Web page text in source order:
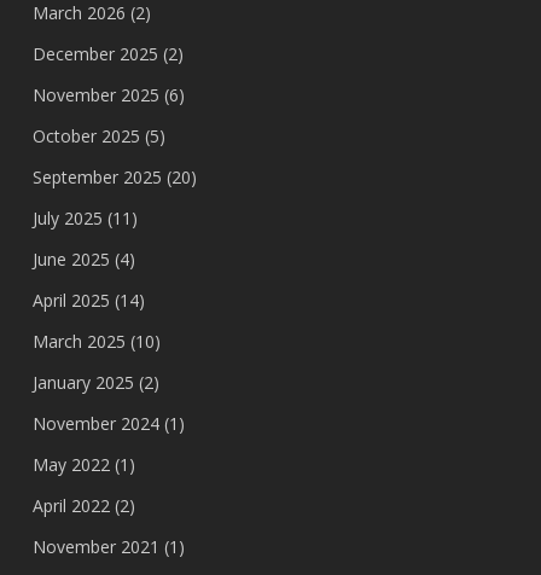
March 2026 (2)
December 2025 (2)
November 2025 (6)
October 2025 (5)
September 2025 (20)
July 2025 (11)
June 2025 (4)
April 2025 (14)
March 2025 (10)
January 2025 (2)
November 2024(1)
May 2022(1)
April 2022(2)
November 2021 (1)